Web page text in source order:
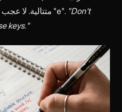
متتالية. لا عجب أن دماغك يريد إضافة حرف "e". "Don't
keys."